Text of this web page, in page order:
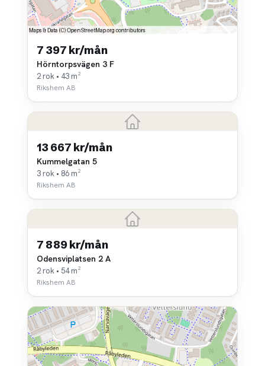
7 397 kr/mån
Hörntorpsvägen 3 F
2 rok • 43 m²
Rikshem AB
13 667 kr/mån
Kummelgatan 5
3 rok • 86 m²
Rikshem AB
7 889 kr/mån
Odensviplatsen 2 A
2 rok • 54 m²
Rikshem AB